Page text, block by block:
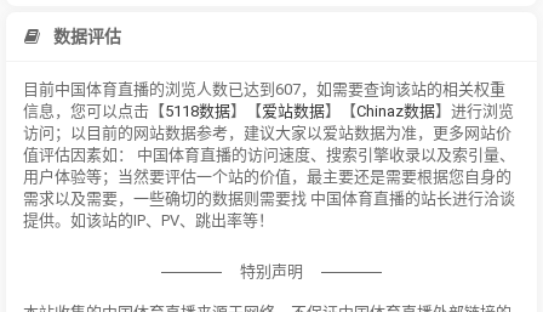
数据评估
目前中国体育直播的浏览人数已达到607，如需要查询该站的相关权重
信息，您可以点击【5118数据】【爱站数据】【Chinaz数据】进行浏览
访问；以目前的网站数据参考，建议大家以爱站数据为准，更多网站价
值评估因素如： 中国体育直播的访问速度、搜索引擎收录以及索引量、
用户体验等；当然要评估一个站的价值，最主要还是需要根据您自身的
需求以及需要，一些确切的数据则需要找 中国体育直播的站长进行洽谈
提供。如该站的IP、PV、跳出率等！
特别声明